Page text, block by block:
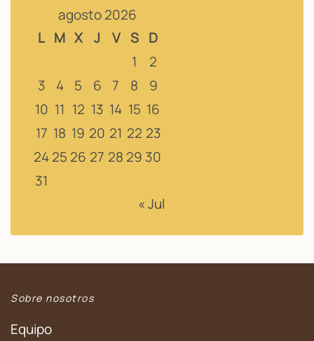
agosto 2026
L M X J V S D
1
2
3
4 5 6 7 8
9
10 11 12 13 14 15 16
17 18 19 20 21 22 23
2425 26 27 28 29 30
31
« Jul
Sobre nosotros
Equipo